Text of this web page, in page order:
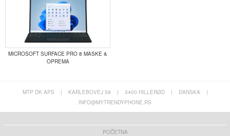
MICROSOFT SURFACE PRO 8 MASKE &
OPREMA
MTP DK APS | KARLEBOVEJ 59 | 3400 HILLERØD | DANSKA
|
INFO@MYTRENDYPHONE.RS
POČETNA